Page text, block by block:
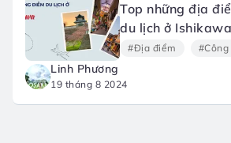
Top những địa
du lịch ở Ishikawa
#Địa điểm #Công
Linh Phương
19 tháng 8 2024